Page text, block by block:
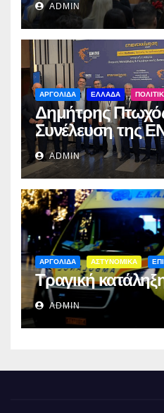
ADMIN
ΑΡΓΟΛΙΔΑ ΕΛΛΑΔΑ
Δημήτρης
Συνέλευση της
ADMIN
ΑΡΓΟΛΙΔΑ ΑΣΤΥΝΟΜΙΚΑ
Τραγική
ADMIN